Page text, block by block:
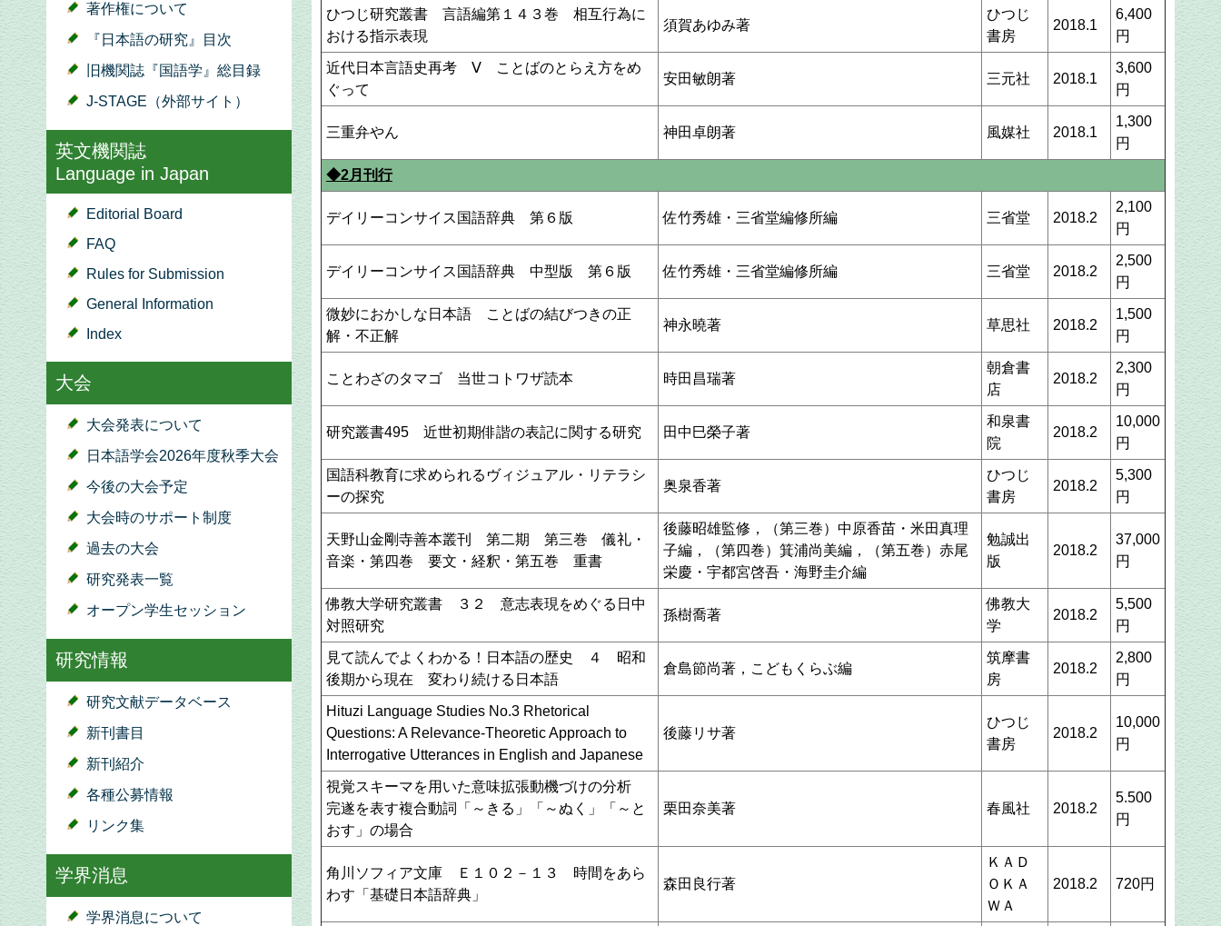
著作権について
『日本語の研究』目次
旧機関誌『国語学』総目録
J-STAGE（外部サイト）
英文機関誌
Language in Japan
Editorial Board
FAQ
Rules for Submission
General Information
Index
大会
大会発表について
日本語学会2026年度秋季大会
今後の大会予定
大会時のサポート制度
過去の大会
研究発表一覧
オープン学生セッション
研究情報
研究文献データベース
新刊書目
新刊紹介
各種公募情報
リンク集
学界消息
学界消息について
ひつじ研究叢書 言語編第１４３巻 相互行為に
おける指示表現
須賀あゆみ著
ひつじ
書房
2018.1
6,400
円
近代日本言語史再考 Ⅴ ことばのとらえ方をめ
ぐって
安田敏朗著 三元社 2018.1
3,600
円
三重弁やん 神田卓朗著 風媒社 2018.1
1,300
円
◆2月刊行
デイリーコンサイス国語辞典 第６版 佐竹秀雄・三省堂編修所編 三省堂 2018.2
2,100
円
デイリーコンサイス国語辞典 中型版 第６版 佐竹秀雄・三省堂編修所編 三省堂 2018.2
2,500
円
微妙におかしな日本語 ことばの結びつきの正
解・不正解
神永曉著 草思社 2018.2
1,500
円
ことわざのタマゴ 当世コトワザ読本 時田昌瑞著
朝倉書
店
2018.2
2,300
円
研究叢書495 近世初期俳諧の表記に関する研究 田中巳榮子著
和泉書
院
2018.2
10,000
円
国語科教育に求められるヴィジュアル・リテラシ
ーの探究
奥泉香著
ひつじ
書房
2018.2
5,300
円
天野山金剛寺善本叢刊 第二期 第三巻 儀礼・
音楽・第四巻 要文・経釈・第五巻 重書
後藤昭雄監修，（第三巻）中原香苗・米田真理
子編，（第四巻）箕浦尚美編，（第五巻）赤尾
栄慶・宇都宮啓吾・海野圭介編
勉誠出
版
2018.2
37,000
円
佛教大学研究叢書 ３２ 意志表現をめぐる日中
対照研究
孫樹喬著
佛教大
学
2018.2
5,500
円
見て読んでよくわかる！日本語の歴史 ４ 昭和
後期から現在 変わり続ける日本語
倉島節尚著，こどもくらぶ編
筑摩書
房
2018.2
2,800
円
Hituzi Language Studies No.3 Rhetorical
Questions: A Relevance-Theoretic Approach to
Interrogative Utterances in English and Japanese
後藤リサ著
ひつじ
書房
2018.2
10,000
円
視覚スキーマを用いた意味拡張動機づけの分析
完遂を表す複合動詞「～きる」「～ぬく」「～と
おす」の場合
栗田奈美著 春風社 2018.2
5.500
円
角川ソフィア文庫 Ｅ１０２－１３ 時間をあら
わす「基礎日本語辞典」
森田良行著
ＫＡＤ
ＯＫＡ
ＷＡ
2018.2 720円